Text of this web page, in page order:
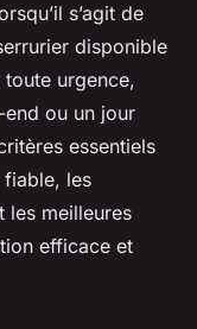
s’agit de
disponible
urgence,
ou un jour
essentiels
fiable, les
les meilleures
efficace et